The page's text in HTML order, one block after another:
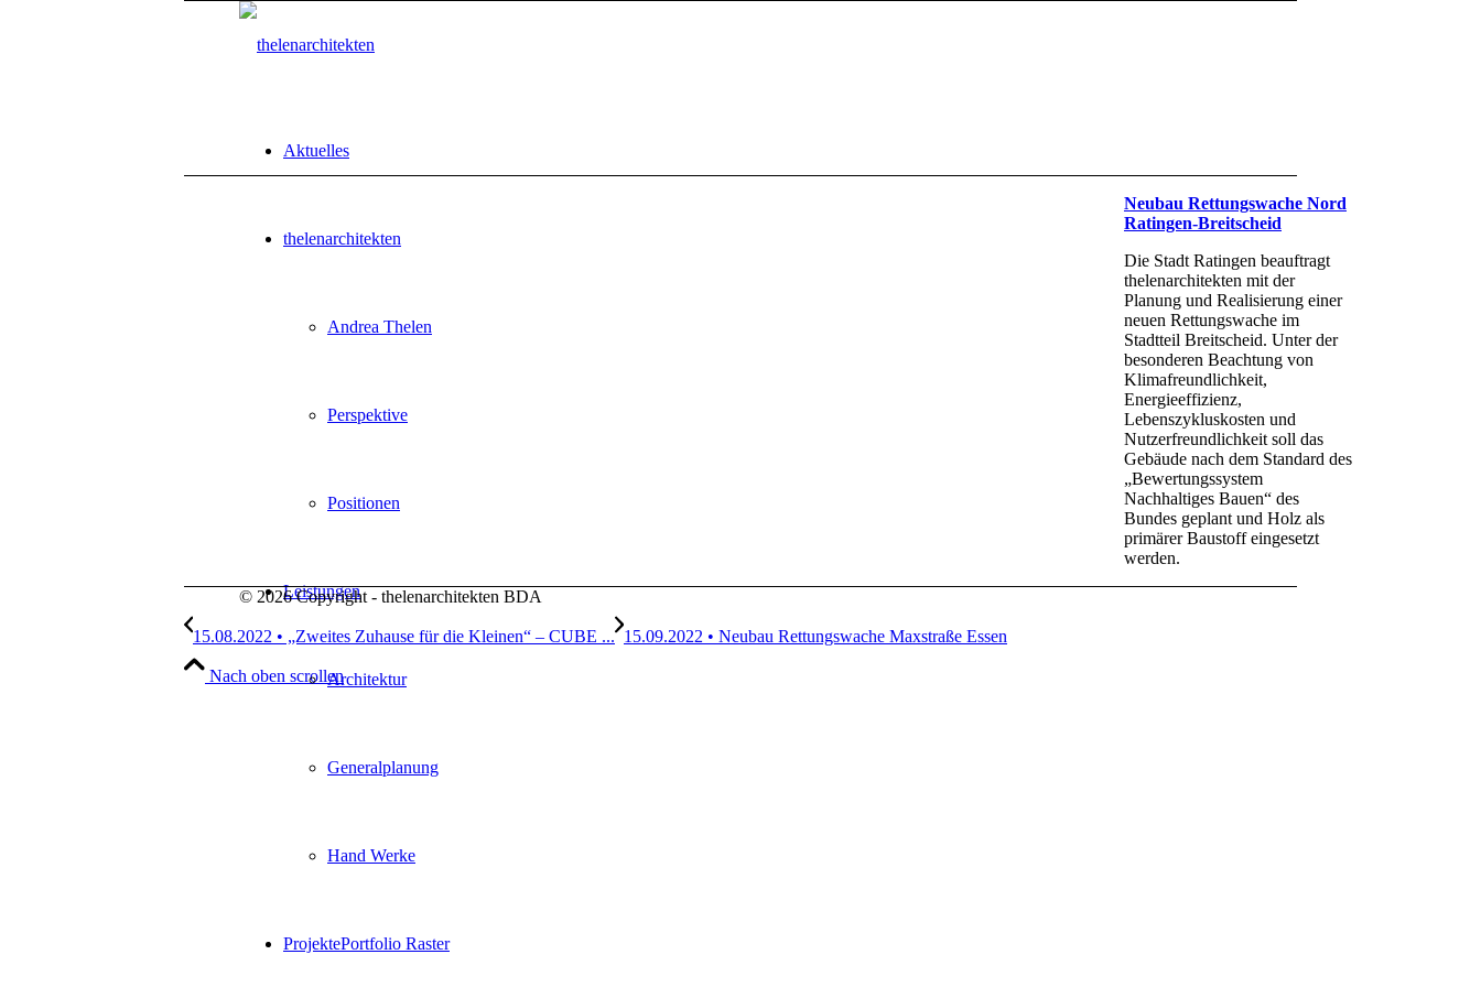
Aktuelles
thelenarchitekten
Andrea Thelen
Perspektive
Positionen
Leistungen
Architektur
Generalplanung
Hand Werke
ProjektePortfolio Raster
Neubau Rettungswache Nord
Ratingen-Breitscheid
Die Stadt Ratingen beauftragt
thelenarchitekten mit der
Planung und Realisierung einer
neuen Rettungswache im
Stadtteil Breitscheid. Unter der
besonderen Beachtung von
Klimafreundlichkeit,
Energieeffizienz,
Lebenszykluskosten und
Nutzerfreundlichkeit soll das
Gebäude nach dem Standard des
„Bewertungssystem
Nachhaltiges Bauen“ des
Bundes geplant und Holz als
primärer Baustoff eingesetzt
werden.
© 2026 Copyright - thelenarchitekten BDA
15.08.2022 • „Zweites Zuhause für die Kleinen“ – CUBE ... 15.09.2022 • Neubau Rettungswache Maxstraße Essen
Nach oben scrollen